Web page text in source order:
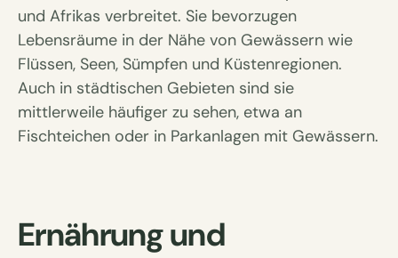
und Afrikas verbreitet. Sie bevorzugen
Lebensräume in der Nähe von Gewässern wie
Flüssen, Seen, Sümpfen und Küstenregionen.
Auch in städtischen Gebieten sind sie
mittlerweile häufiger zu sehen, etwa an
Fischteichen oder in Parkanlagen mit Gewässern.
Ernährung und